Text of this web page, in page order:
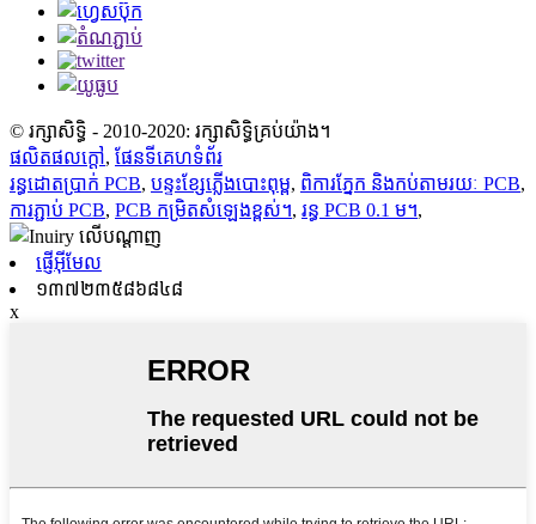
© រក្សាសិទ្ធិ - 2010-2020: រក្សាសិទ្ធិគ្រប់យ៉ាង។
ផលិតផលក្តៅ, ផែនទីគេហទំព័រ
រន្ធដោតប្រាក់ PCB, បន្ទះខ្សែភ្លើងបោះពុម្ព, ពិការភ្នែក និងកប់តាមរយៈ PCB,
ការភ្ជាប់ PCB, PCB កម្រិតសំឡេងខ្ពស់។, រន្ធ PCB 0.1 ម។,
ផ្ញើអ៊ីមែល
១៣៧២៣៥៨៦៨៤៨
x